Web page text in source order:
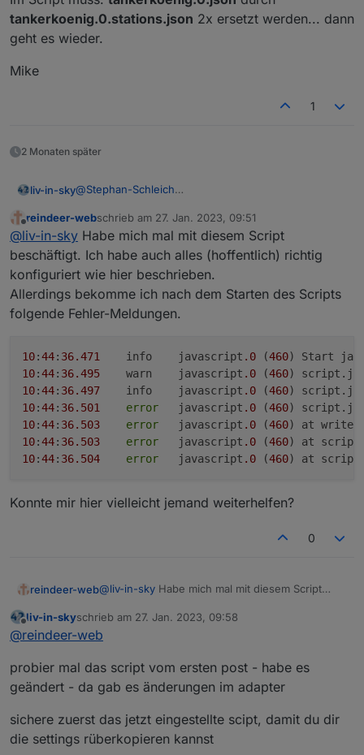
tankerkoenig.0.stations.json 2x ersetzt werden... dann
geht es wieder.
Mike
1
2 Monaten später
liv-in-sky@Stephan-Schleich
mir ist gestern noch etwas aufgefallen - das script
wird durch den json datenpunkt getriggert - es wird
im script aber auch geprüft, welches der "cheapest"
anbieter ist und das geht über die datenpunkte -
gestern abend war bei mir, als die zweite tankstelle
geschlossen wurde, die anzeige der billigsten
tankstelle nicht richtig - das änderte sich nach einem
wenn das json triggert - habe das im script im ersten
post geändert
ferner habe ich noch ein setting, ob man die update-
uhrzeit in der ersten zelle sehen will - gibt immer ein
besseres gefühl, wenn man weiß/sieht , dass es
aktuell ist
Offline
reindeer-webschrieb am 27. Jan. 2023, 09:51
zuletzt editiert von
@liv-in-sky Habe mich mal mit diesem Script
beschäftigt. Ich habe auch alles (hoffentlich) richtig
konfiguriert wie hier beschrieben.
Allerdings bekomme ich nach dem Starten des Scripts
folgende Fehler-Meldungen.
10:44: 36.471
	info	javascript
.0 (460
10:44: 36.495
	warn	javascript
.0 (460)
10:44: 36.497
	info	javascript
.0 (460)
10:44: 36.501 error
	javascript
.0 (460)
10:44: 36.503 error
	javascript
.0 (460) at
10:44: 36.503 error
	javascript
.0 (460) at
10:44: 36.504 error
	javascript
.0 (460) at
Konnte mir hier vielleicht jemand weiterhelfen?
0
reindeer-web@liv-in-sky Habe mich mal mit diesem Script
richtig konfiguriert wie hier beschrieben.
Allerdings bekomme ich nach dem Starten des
10:44:36.471	info	javascript.0
10:44:36.495	warn	javascript.0 (460)
10:44:36.501	error	javascript.0
10:44:36.503	error	javascript.0 (460)
10:44:36.503	error	javascript.0
Offline
liv-in-skyschrieb am 27. Jan. 2023, 09:58
zuletzt editiert von
@reindeer-web
probier mal das script vom ersten post - habe es
geändert - da gab es änderungen im adapter
sichere zuerst das jetzt eingestellte scipt, damit du dir
die settings rüberkopieren kannst